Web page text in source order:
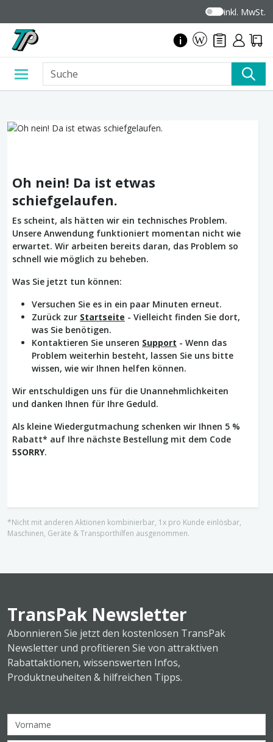
inkl. MwSt.
Oh nein! Da ist etwas
schiefgelaufen.
Es scheint, als hätten wir ein technisches Problem.
Unsere Anwendung funktioniert momentan nicht wie
erwartet. Wir arbeiten bereits daran, das Problem so
schnell wie möglich zu beheben.
Was Sie jetzt tun können:
Versuchen Sie es in ein paar Minuten erneut.
Zurück zur Startseite - Vielleicht finden Sie dort,
was Sie benötigen.
Kontaktieren Sie unseren Support - Wenn das
Problem weiterhin besteht, lassen Sie uns bitte
wissen, wie wir Ihnen helfen können.
Wir entschuldigen uns für die Unannehmlichkeiten
und danken Ihnen für Ihre Geduld.
Als kleine Wiedergutmachung schenken wir Ihnen 5 %
Rabatt* auf Ihre nächste Bestellung mit dem Code
5SORRY.
*Nicht mit anderen Aktionen kombinierbar, 1x pro Kunde einlösbar,
Maschinen, Geräte & Transporthilfen ausgenommen.
TransPak Newsletter
Abonnieren Sie jetzt den kostenlosen TransPak
Newsletter und profitieren Sie von attraktiven
Rabattaktionen, wissenswerten Infos,
Produktneuheiten & hilfreichen Tipps.